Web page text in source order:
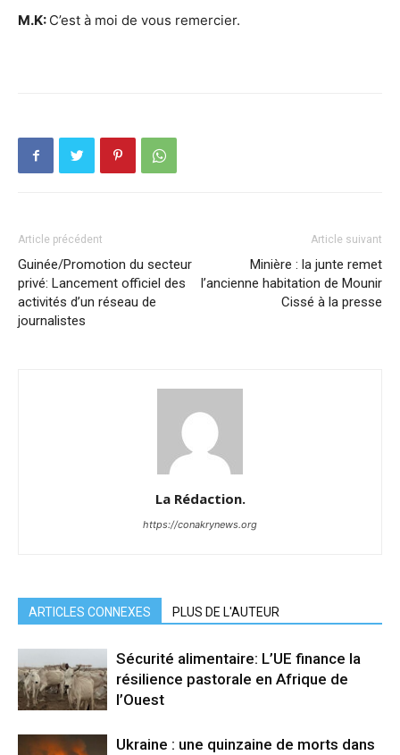
M.K: C’est à moi de vous remercier.
Article précédent
Guinée/Promotion du secteur
privé: Lancement officiel des
activités d’un réseau de
journalistes
Article suivant
Minière : la junte remet
l’ancienne habitation de Mounir
Cissé à la presse
La Rédaction.
https://conakrynews.org
ARTICLES CONNEXES PLUS DE L'AUTEUR
Sécurité alimentaire: L’UE finance la
résilience pastorale en Afrique de
l’Ouest
Ukraine : une quinzaine de morts dans